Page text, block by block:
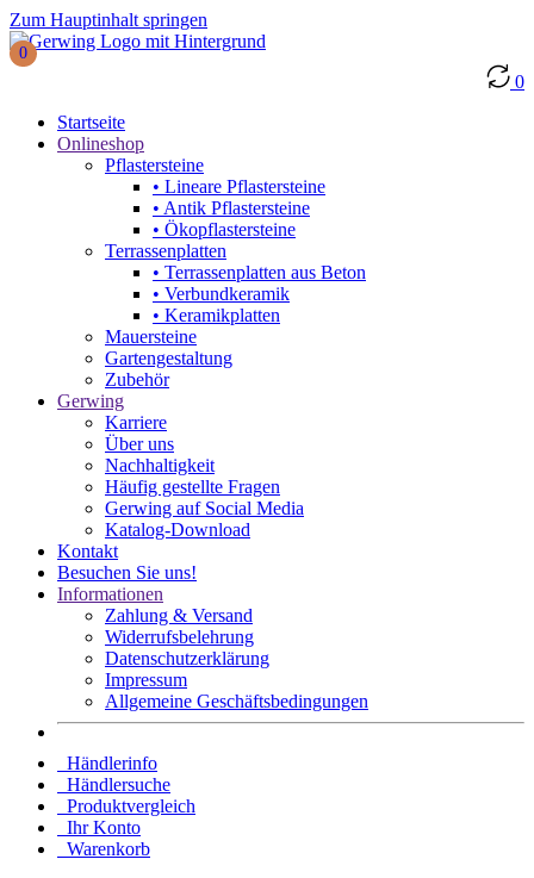
Zum Hauptinhalt springen
0
0
Startseite
Onlineshop
Pflastersteine
• Lineare Pflastersteine
• Antik Pflastersteine
• Ökopflastersteine
Terrassenplatten
• Terrassenplatten aus Beton
• Verbundkeramik
• Keramikplatten
Mauersteine
Gartengestaltung
Zubehör
Gerwing
Karriere
Über uns
Nachhaltigkeit
Häufig gestellte Fragen
Gerwing auf Social Media
Katalog-Download
Kontakt
Besuchen Sie uns!
Informationen
Zahlung & Versand
Widerrufsbelehrung
Datenschutz­erklärung
Impressum
Allgemeine Geschäftsbedingungen
Händlerinfo
Händlersuche
Produktvergleich
Ihr Konto
Warenkorb